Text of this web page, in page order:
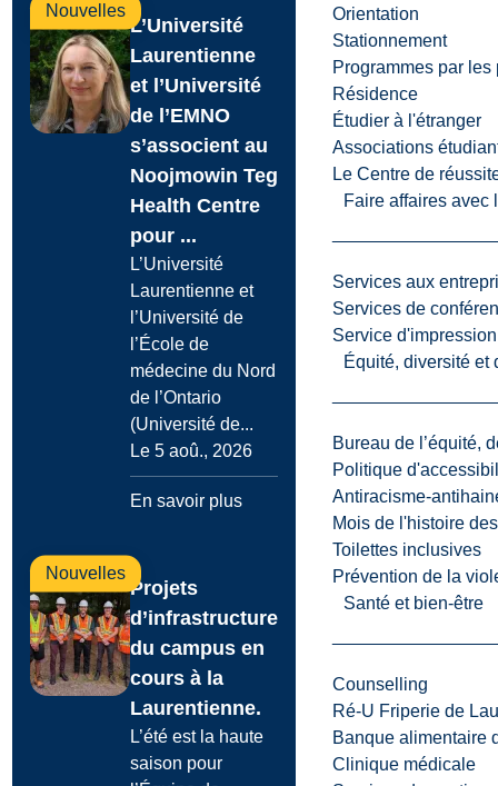
Orientation
Stationnement
Programmes par les
Résidence
Étudier à l'étranger
Associations
Le Centre de
Faire affaires avec
Services aux
Services de
Service d'impression
Équité, diversité et
Bureau de l’équité,
Politique
Antiracisme-
Mois de l'histoire
Toilettes inclusives
Prévention de la
Santé et bien-être
Counselling
Ré-U Friperie de
Banque alimentaire
Clinique médicale
Nouvelles
L’Université
Laurentienne
et l’Université
de l’EMNO
s’associent au
Noojmowin Teg
Health Centre
pour ...
L’Université
Laurentienne et
l’Université de
l’École de
médecine du Nord
de l’Ontario
(Université de...
Le 5 aoû., 2026
En savoir plus
Nouvelles
Projets
d’infrastructure
du campus en
cours à la
Laurentienne.
L’été est la haute
saison pour